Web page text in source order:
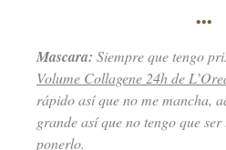
•••
Mascara: Siempre que tengo
Volume Collagene 24h de
rápido así que no me mancha,
grande así que no tengo que
ponerlo.